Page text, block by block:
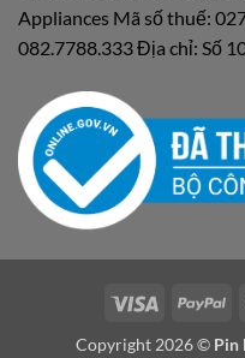
Appliances Mã số thuế:
082.7788.333 Địa chỉ: Số
Visa
Copyright 2026 © Pin